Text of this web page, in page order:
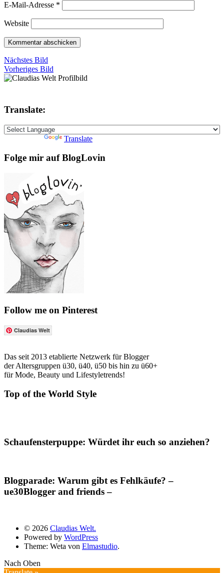
E-Mail-Adresse *
Website
Nächstes Bild
Vorheriges Bild
Translate:
Translate
Folge mir auf BlogLovin
Follow me on Pinterest
Claudias Welt
Das seit 2013 etablierte Netzwerk für Blogger
der Altersgruppen ü30, ü40, ü50 bis hin zu ü60+
für Mode, Beauty und Lifestyletrends!
Top of the World Style
Schaufensterpuppe: Würdet ihr euch so anziehen?
Blogparade: Warum gibt es Fehlkäufe? –
ue30Blogger and friends –
© 2026 Claudias Welt.
Powered by WordPress
Theme: Weta von Elmastudio.
Nach Oben